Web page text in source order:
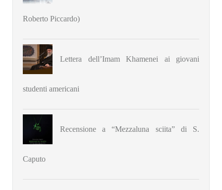
Roberto Piccardo)
Lettera dell’Imam Khamenei ai giovani
studenti americani
Recensione a “Mezzaluna sciita” di S.
Caputo